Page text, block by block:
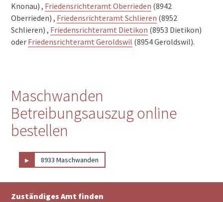
Knonau) , Friedensrichteramt Oberrieden (8942
Oberrieden) , Friedensrichteramt Schlieren (8952
Schlieren) , Friedensrichteramt Dietikon (8953 Dietikon)
oder Friedensrichteramt Geroldswil (8954 Geroldswil).
Maschwanden
Betreibungsauszug online
bestellen
▸ 8933 Maschwanden
Zuständiges Amt finden